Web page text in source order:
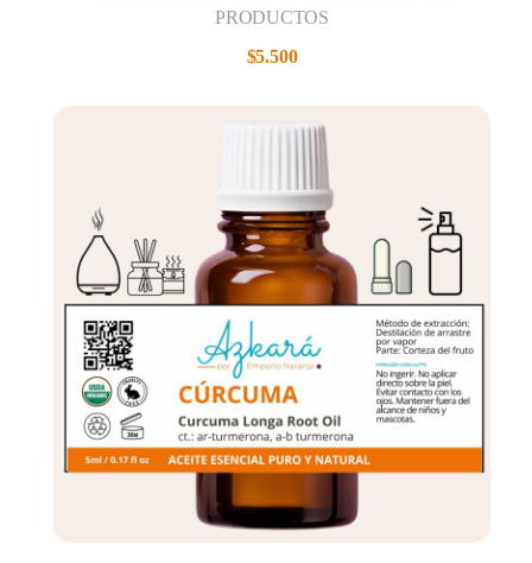
$5.500
PRODUCTOS